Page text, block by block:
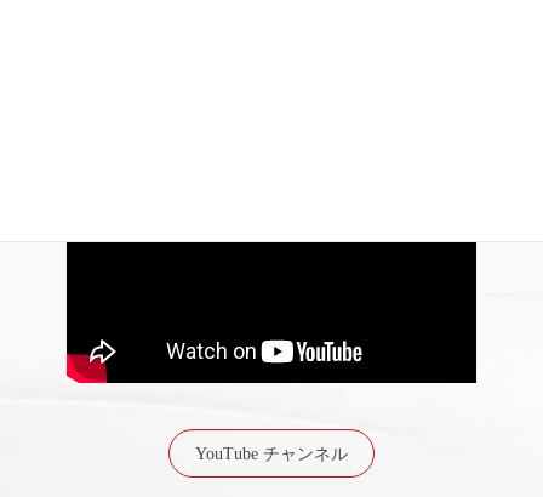
YouTube チャンネル